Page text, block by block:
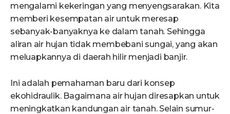
mengalami kekeringan yang menyengsarakan. Kita
memberi kesempatan air untuk meresap
sebanyak-banyaknya ke dalam tanah. Sehingga
aliran air hujan tidak membebani sungai, yang akan
meluapkannya di daerah hilir menjadi banjir.
Ini adalah pemahaman baru dari konsep
ekohidraulik. Bagaimana air hujan diresapkan untuk
meningkatkan kandungan air tanah. Selain sumur-